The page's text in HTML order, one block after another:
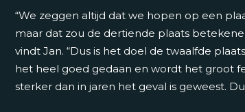
“We zeggen altijd dat we hopen op een
maar dat zou de dertiende plaats
vindt Jan. “Dus is het doel de twaalfde
het heel goed gedaan en wordt het groot
sterker dan in jaren het geval is geweest.